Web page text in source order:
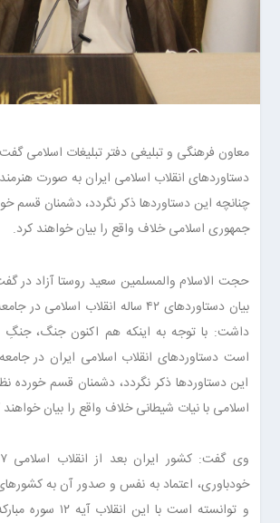
معاون فرهنگی و تبلیغی دفتر تبلیغات اسلامی
دستاوردهای انقلاب اسلامی ایران به صورت
چنانچه این دستاوردها ذکر نگردد، دشمنان قسم
جمهوری اسلامی خلاف واقع را بیان خواهند کرد.
حجت الاسلام والمسلمین سعید روستا آزاد در
بیان دستاوردهای ۴۲ ساله انقلاب
داشت: با توجه به اینکه هم اکنون جنگ،
است دستاوردهای انقلاب اسلامی ایران در
این دستاوردها ذکر نگردد، دشمنان قسم
اسلامی با نیات شیطانی خلاف واقع را بیان خواهند
خودباوری، اعتماد به نفس و صدور آن به
و توانسته است با این